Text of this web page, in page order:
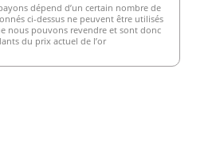
dépend d’un certain nombre de
ci-dessus ne peuvent être utilisés
nous pouvons revendre et sont donc
du prix actuel de l’or